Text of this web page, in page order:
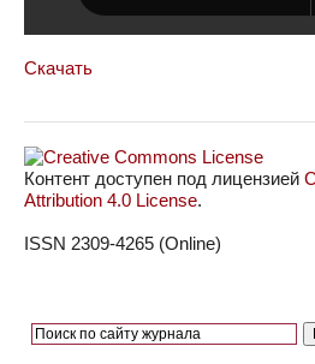
Скачать
Контент доступен под лицензией
Attribution 4.0 License.
ISSN 2309-4265 (Online)